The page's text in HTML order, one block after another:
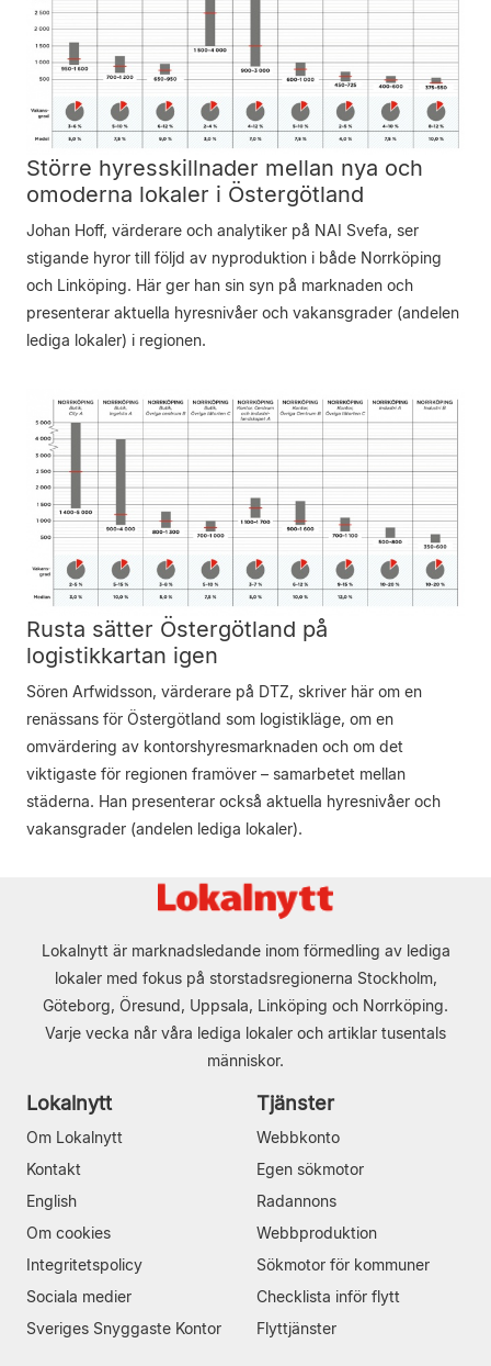
Större hyresskillnader mellan nya och
omoderna lokaler i Östergötland
Johan Hoff, värderare och analytiker på NAI Svefa, ser
stigande hyror till följd av nyproduktion i både Norrköping
och Linköping. Här ger han sin syn på marknaden och
presenterar aktuella hyresnivåer och vakansgrader (andelen
lediga lokaler) i regionen.
Rusta sätter Östergötland på
logistikkartan igen
Sören Arfwidsson, värderare på DTZ, skriver här om en
renässans för Östergötland som logistikläge, om en
omvärdering av kontorshyresmarknaden och om det
viktigaste för regionen framöver – samarbetet mellan
städerna. Han presenterar också aktuella hyresnivåer och
vakansgrader (andelen lediga lokaler).
Lokalnytt är marknadsledande inom förmedling av lediga
lokaler med fokus på storstadsregionerna Stockholm,
Göteborg, Öresund, Uppsala, Linköping och Norrköping.
Varje vecka når våra lediga lokaler och artiklar tusentals
människor.
Lokalnytt
Om Lokalnytt
Kontakt
English
Om cookies
Integritetspolicy
Sociala medier
Sveriges Snyggaste Kontor
Tjänster
Webbkonto
Egen sökmotor
Radannons
Webbproduktion
Sökmotor för kommuner
Checklista inför flytt
Flyttjänster